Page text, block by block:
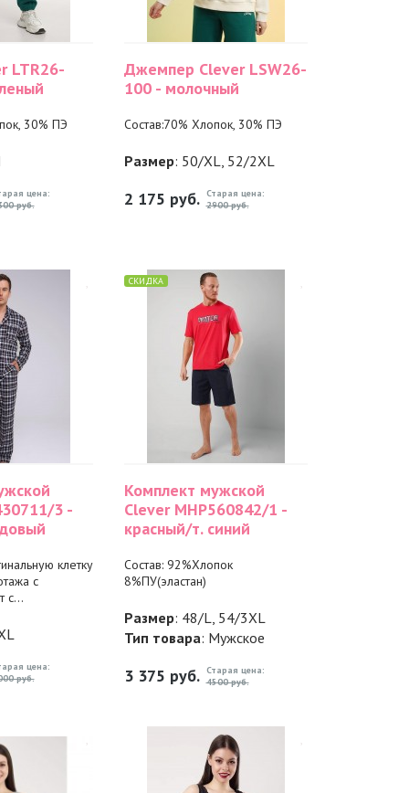
LTR26-
30% ПЭ
цена:
руб.
Джемпер Clever LSW26-
100 - молочный
Состав:70% Хлопок, 30% ПЭ
Размер: 50/XL, 52/2XL
2 175 руб. Старая цена:
2900 руб.
3 -
клетку
с
с...
цена:
руб.
СКИДКА
Комплект мужской
Clever MHP560842/1 -
красный/т. синий
Состав: 92%Хлопок
8%ПУ(эластан)
Размер: 48/L, 54/3XL
Тип товара: Мужское
3 375 руб. Старая цена:
4500 руб.